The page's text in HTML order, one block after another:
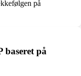
på
baseret på